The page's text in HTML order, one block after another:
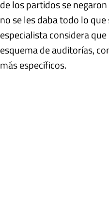
de los partidos se
no se les daba todo lo que
especialista considera
esquema de auditorías,
más específicos.